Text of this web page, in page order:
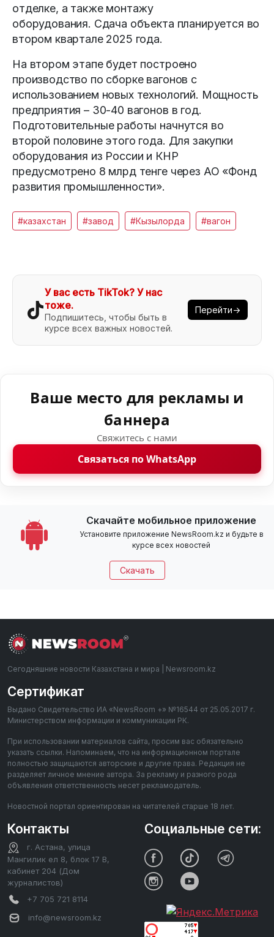
отделке, а также монтажу
оборудования. Сдача объекта планируется во
втором квартале 2025 года.
На втором этапе будет построено
производство по сборке вагонов с
использованием новых технологий. Мощность
предприятия – 30-40 вагонов в год.
Подготовительные работы начнутся во
второй половине этого года. Для закупки
оборудования из России и КНР
предусмотрено 8 млрд тенге через АО «Фонд
развития промышленности».
#казахстан #завод #Кызылорда #вагон
У вас есть TikTok? У нас
тоже.
Подпишитесь, чтобы быть в
курсе всех важных новостей.
Перейти→
Ваше место для рекламы и
баннера
Свяжитесь с нами
Связаться по WhatsApp
Скачайте мобильное приложение
Установите приложение NewsRoom.kz и будьте в
курсе всех новостей
Скачать
Сегодняшние новости Казахстана и мира | Newsroom.kz
Сертификат
Выдано Свидетельство ИА «NewsRoom +» №16544 от 25.05.2017 г.
Министерством информации и коммуникации РК.
При использовании материалов сайта, просим вас обязательно
указать ссылки. Напоминаем, что на информационном портале
полностью защищаются авторские и другие права. Редакция не
разделяет личное мнение автора. За рекламу и разного рода
объявления ответственность несет рекламодатель.
Новостной портал ориентирован на читателей старше 18 лет.
Контакты
г. Астана, улица
Мангилик ел 8, блок 17 В,
кабинет 204 (Дом
журналистов)
+7 705 721 8114
info@newsroom.kz
Социальные сети: